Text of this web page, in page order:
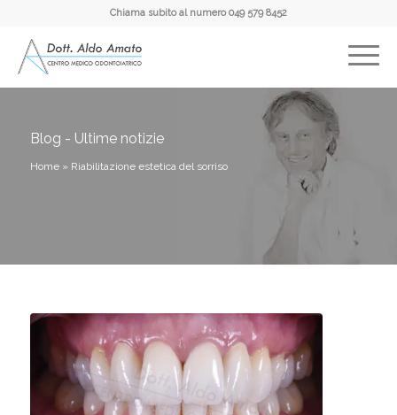
Chiama subito al numero049 579 8452
Blog - Ultime notizie
Home» Riabilitazione estetica del sorriso